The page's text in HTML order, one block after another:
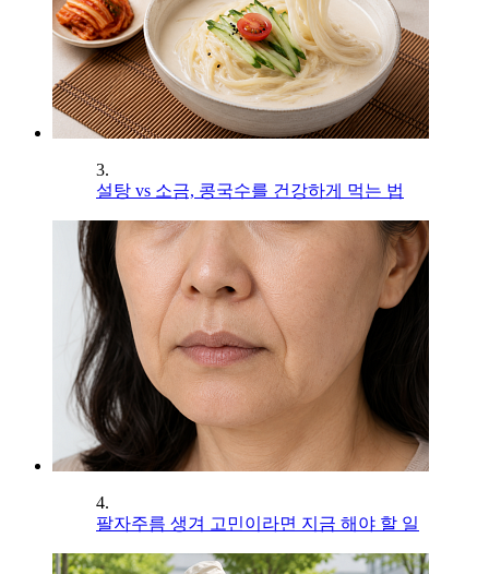
3.
설탕 vs 소금, 콩국수를 건강하게 먹는 법
4.
팔자주름 생겨 고민이라면 지금 해야 할 일